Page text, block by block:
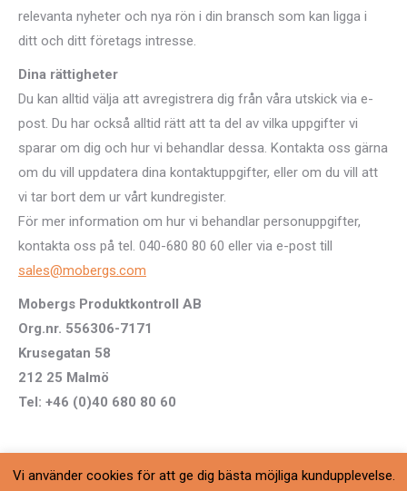
relevanta nyheter och nya rön i din bransch som kan ligga i
ditt och ditt företags intresse.
Dina rättigheter
Du kan alltid välja att avregistrera dig från våra utskick via e-
post. Du har också alltid rätt att ta del av vilka uppgifter vi
sparar om dig och hur vi behandlar dessa. Kontakta oss gärna
om du vill uppdatera dina kontaktuppgifter, eller om du vill att
vi tar bort dem ur vårt kundregister.
För mer information om hur vi behandlar personuppgifter,
kontakta oss på tel. 040-680 80 60 eller via e-post till
sales@mobergs.com
Mobergs Produktkontroll AB
Org.nr. 556306-7171
Krusegatan 58
212 25 Malmö
Tel: +46 (0)40 680 80 60
Vi använder cookies för att ge dig bästa möjliga kundupplevelse.